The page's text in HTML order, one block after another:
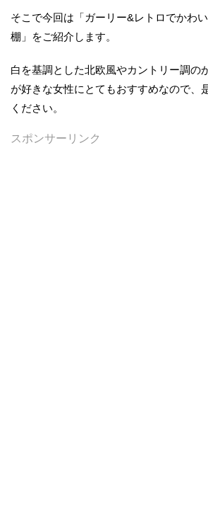
そこで今回は「ガーリー&レトロでかわ
棚」をご紹介します。
白を基調とした北欧風やカントリー調の
が好きな女性にとてもおすすめなので、
ください。
スポンサーリンク